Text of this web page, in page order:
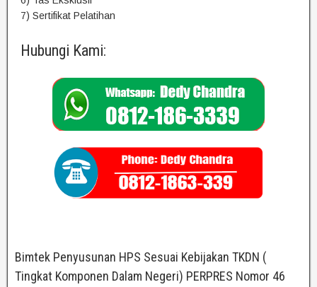
7) Sertifikat Pelatihan
Hubungi Kami:
Bimtek Penyusunan HPS Sesuai Kebijakan TKDN (
Tingkat Komponen Dalam Negeri) PERPRES Nomor 46